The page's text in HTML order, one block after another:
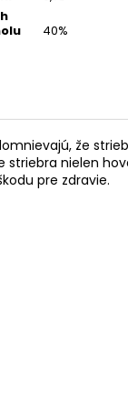
40%
že
striebra nielen
pre zdravie.